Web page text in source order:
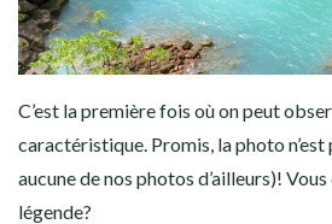
C’est la première fois où on peut
caractéristique. Promis, la photo
aucune de nos photos d’ailleurs)!
légende?